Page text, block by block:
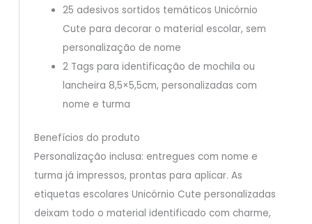
25 adesivos sortidos temáticos Unicórnio
Cute para decorar o material escolar, sem
personalização de nome
2 Tags para identificação de mochila ou
lancheira 8,5×5,5cm, personalizadas com
nome e turma
Benefícios do produto
Personalização inclusa: entregues com nome e
turma já impressos, prontas para aplicar. As
etiquetas escolares Unicórnio Cute personalizadas
deixam todo o material identificado com charme,